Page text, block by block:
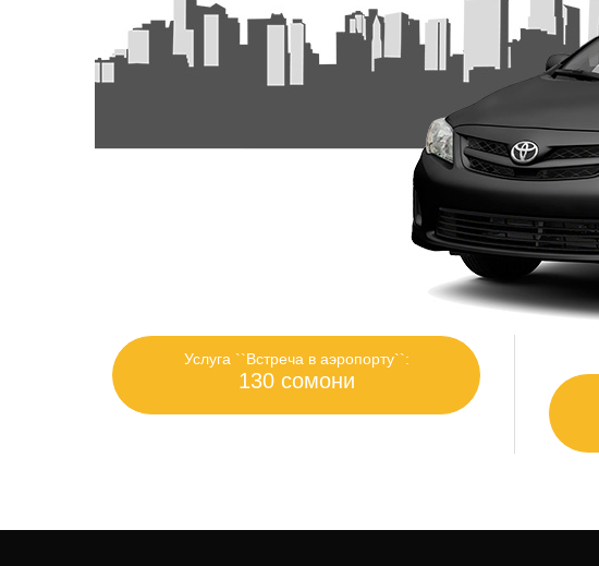
Услуга ``Встреча в аэропорту``:
130 сомони